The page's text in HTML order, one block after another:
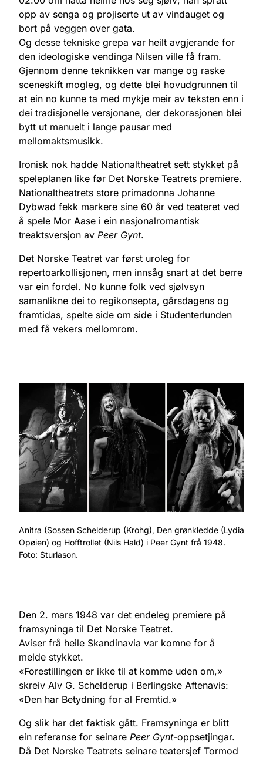
opp av senga og projiserte ut av vindauget og
bort på veggen over gata.
Og desse tekniske grepa var heilt avgjerande for
den ideologiske vendinga Nilsen ville få fram.
Gjennom denne teknikken var mange og raske
sceneskift mogleg, og dette blei hovudgrunnen til
at ein no kunne ta med mykje meir av teksten enn i
dei tradisjonelle versjonane, der dekorasjonen blei
bytt ut manuelt i lange pausar med
mellomaktsmusikk.
Ironisk nok hadde Nationaltheatret sett stykket på
speleplanen like før Det Norske Teatrets premiere.
Nationaltheatrets store primadonna Johanne
Dybwad fekk markere sine 60 år ved teateret ved
å spele Mor Aase i ein nasjonalromantisk
treaktsversjon av Peer Gynt.
Det Norske Teatret var først uroleg for
repertoarkollisjonen, men innsåg snart at det berre
var ein fordel. No kunne folk ved sjølvsyn
samanlikne dei to regikonsepta, gårsdagens og
framtidas, spelte side om side i Studenterlunden
med få vekers mellomrom.
Anitra (Sossen Schelderup (Krohg), Den grønkledde (Lydia
Opøien) og Hofftrollet (Nils Hald) i Peer Gynt frå 1948.
Foto: Sturlason.
Den 2. mars 1948 var det endeleg premiere på
framsyninga til Det Norske Teatret.
Aviser frå heile Skandinavia var komne for å
melde stykket.
«Forestillingen er ikke til at komme uden om,»
skreiv Alv G. Schelderup i Berlingske Aftenavis:
«Den har Betydning for al Fremtid.»
Og slik har det faktisk gått. Framsyninga er blitt
ein referanse for seinare Peer Gynt-oppsetjingar.
Då Det Norske Teatrets seinare teatersjef Tormod